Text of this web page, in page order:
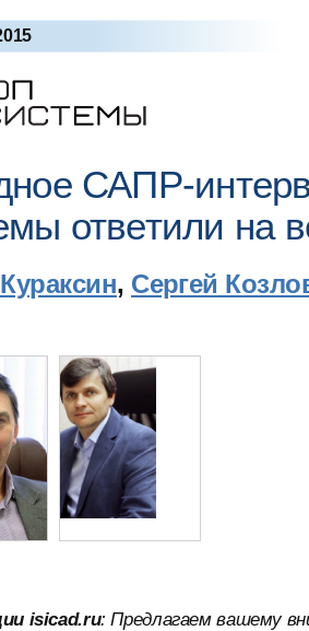
САПР-
ответили на
, Сергей
isicad.ru: Предлагаем вашему